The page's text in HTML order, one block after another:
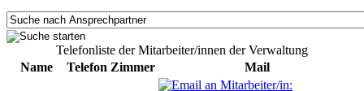
Telefonliste der Mitarbeiter/innen der Verwaltung
Name
Telefon Zimmer Mail